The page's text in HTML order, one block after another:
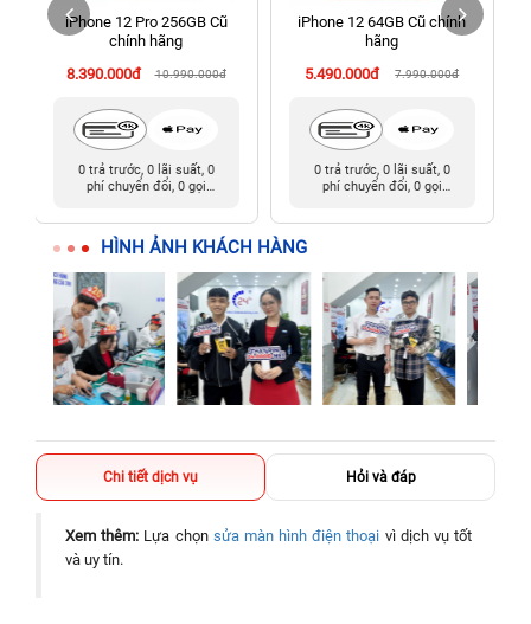
198 Hoàng Văn Thụ, Tân Sơn Nhất, Hồ Chí Minh (Tân Bình
iPhone 12 Pro 256GB Cũ
chính hãng
8.390.000đ
10.990.000đ
0 trả trước, 0 lãi suất, 0
phí chuyển đổi, 0 gọi
iPhone 12 64GB Cũ chính
hãng
5.490.000đ
7.990.000đ
0 trả trước, 0 lãi suất, 0
phí chuyển đổi, 0 gọi
HÌNH ẢNH KHÁCH HÀNG
Chi tiết dịch vụ Hỏi và đáp
Xem thêm: Lựa chọn sửa màn hình điện thoại vì dịch vụ tốt
và uy tín.